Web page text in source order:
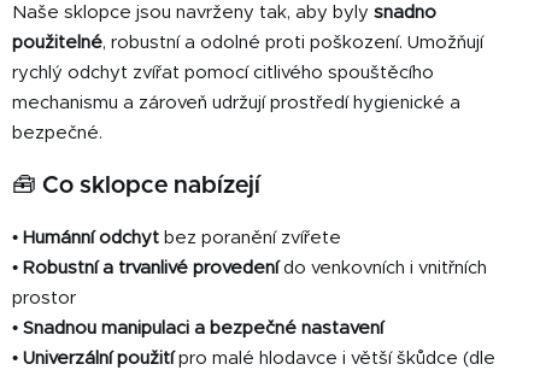
k
y
v
ý
p
Naše sklopce jsou navrženy tak, aby byly snadno
použitelné, robustní a odolné proti poškození. Umožňují
rychlý odchyt zvířat pomocí citlivého spouštěcího
mechanismu a zároveň udržují prostředí hygienické a
bezpečné.
🧰 Co sklopce nabízejí
• Humánní odchyt bez poranění zvířete
• Robustní a trvanlivé provedenído venkovních i vnitřních
prostor
• Snadnou manipulaci a bezpečné nastavení
• Univerzální použitípro malé hlodavce i větší škůdce (dle